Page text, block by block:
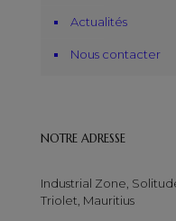
Actualités
Nous contacter
NOTRE ADRESSE
Industrial Zone,
Triolet, Mauritius